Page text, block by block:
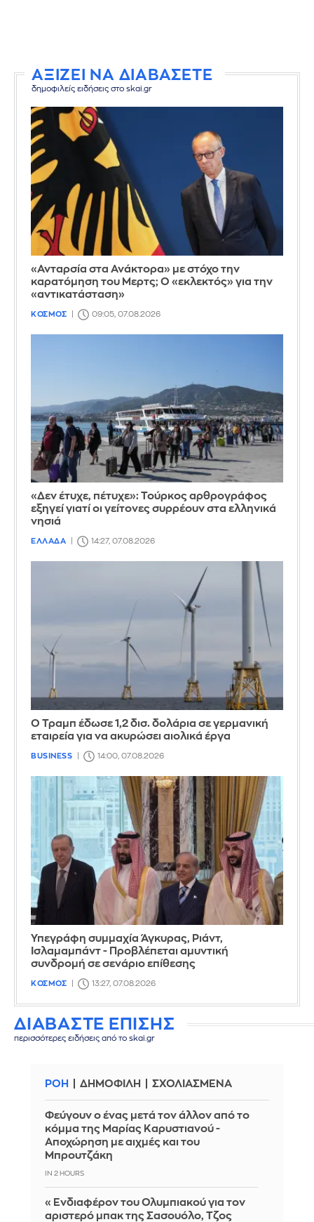
ΑΞΙΖΕΙ ΝΑ ΔΙΑΒΑΣΕΤΕ
δημοφιλείς ειδήσεις στο skai.gr
«Ανταρσία στα Ανάκτορα» με στόχο την
καρατόμηση του Μερτς; Ο «εκλεκτός» για την
«αντικατάσταση»
ΚΟΣΜΟΣ 09:05, 07.08.2026
«Δεν έτυχε, πέτυχε»: Τούρκος αρθρογράφος
εξηγεί γιατί οι γείτονες συρρέουν στα ελληνικά
νησιά
ΕΛΛΑΔΑ 14:27, 07.08.2026
Ο Τραμπ έδωσε 1,2 δισ. δολάρια σε γερμανική
εταιρεία για να ακυρώσει αιολικά έργα
BUSINESS 14:00, 07.08.2026
Υπεγράφη συμμαχία Άγκυρας, Ριάντ,
Ισλαμαμπάντ - Προβλέπεται αμυντική
συνδρομή σε σενάριο επίθεσης
ΚΟΣΜΟΣ 13:27, 07.08.2026
ΔΙΑΒΑΣΤΕ ΕΠΙΣΗΣ
περισσότερες ειδήσεις από το skai.gr
ΡΟΗ ΔΗΜΟΦΙΛΗ ΣΧΟΛΙΑΣΜΕΝΑ
Φεύγουν ο ένας μετά τον άλλον από το
κόμμα της Μαρίας Καρυστιανού -
Αποχώρηση με αιχμές και του
Μπρουτζάκη
IN 2 HOURS
«Ενδιαφέρον του Ολυμπιακού για τον
αριστερό μπακ της Σασουόλο, Τζος